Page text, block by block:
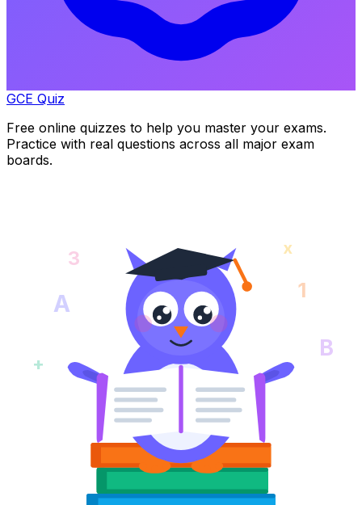
GCE Quiz
Free online quizzes to help you master your exams.
Practice with real questions across all major exam
boards.
A 1
+
B
3 x